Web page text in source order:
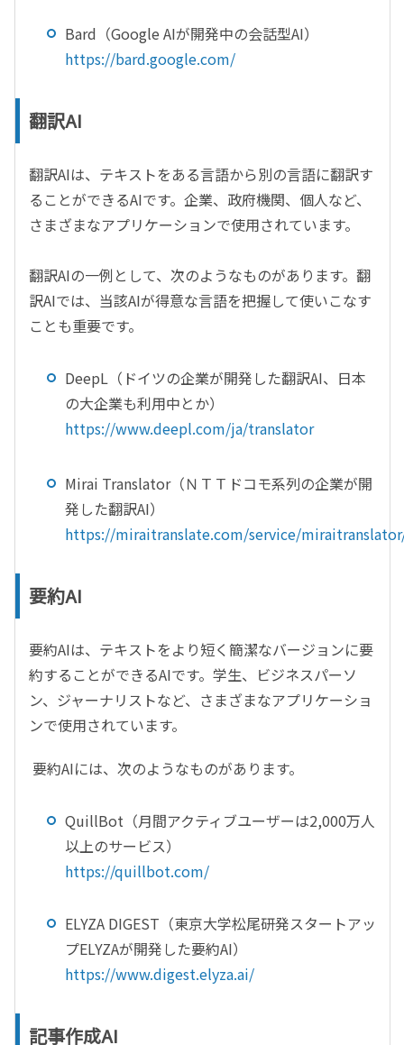
Bard （Google AIが開発中の会話型AI）
https://bard.google.com/
翻訳AI
翻訳AIは、テキストをある言語から別の言語に翻訳す
ることができるAIです。企業、政府機関、個人など、
さまざまなアプリケーションで使用されています。
翻訳AIの一例として、次のようなものがあります。翻
訳AIでは、当該AIが得意な言語を把握して使いこなす
ことも重要です。
DeepL （ドイツの企業が開発した翻訳AI、日本
の大企業も利用中とか）
https://www.deepl.com/ja/translator
Mirai Translator（ＮＴＴドコモ系列の企業が開
発した翻訳AI）
https://miraitranslate.com/service/
要約AI
要約AIは、テキストをより短く簡潔なバージョンに要
約することができるAIです。学生、ビジネスパーソ
ン、ジャーナリストなど、さまざまなアプリケーショ
ンで使用されています。
要約AIには、次のようなものがあります。
QuillBot （月間アクティブユーザーは2,000万人
以上のサービス）
https://quillbot.com/
ELYZA DIGEST （東京大学松尾研発スタートアッ
プELYZAが開発した要約AI）
https://www.digest.elyza.ai/
記事作成AI